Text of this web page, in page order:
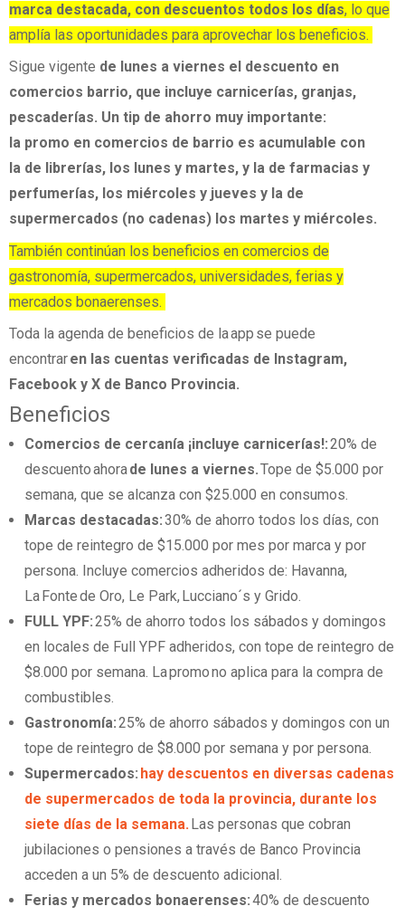
marca destacada, con descuentos todos los días, lo que
amplía las oportunidades para aprovechar los beneficios.
Sigue vigente de lunes a viernes el descuento en
comercios barrio, que incluye carnicerías, granjas,
pescaderías. Un tip de ahorro muy importante:
la promo en comercios de barrio es acumulable con
la de librerías, los lunes y martes, y la de farmacias y
perfumerías, los miércoles y jueves y la de
supermercados (no cadenas) los martes y miércoles.
También continúan los beneficios en comercios de
gastronomía, supermercados, universidades, ferias y
mercados bonaerenses.
Toda la agenda de beneficios de la app se puede
encontraren las cuentas verificadas de Instagram,
Facebook y X de Banco Provincia.
Beneficios
Comercios de cercanía ¡incluye carnicerías!:20% de
descuento ahorade lunes a viernes.Tope de $5.000 por
semana, que se alcanza con $25.000 en consumos.
Marcas destacadas:30% de ahorro todos los días, con
tope de reintegro de $15.000 por mes por marca y por
persona. Incluye comercios adheridos de: Havanna,
La Fonte de Oro, Le Park, Lucciano´s y Grido.
FULL YPF:25% de ahorro todos los sábados y domingos
en locales de Full YPF adheridos, con tope de reintegro de
$8.000 por semana. La promo no aplica para la compra de
combustibles.
Gastronomía:25% de ahorro sábados y domingos con un
tope de reintegro de $8.000 por semana y por persona.
Supermercados: hay descuentos en diversas cadenas
de supermercados de toda la provincia, durante los
siete días de la semana. Las personas que cobran
jubilaciones o pensiones a través de Banco Provincia
acceden a un 5% de descuento adicional.
Ferias y mercados bonaerenses:40% de descuento